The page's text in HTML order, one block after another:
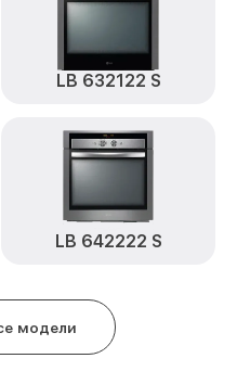
LB 632122 S
LB 642222 S
модели